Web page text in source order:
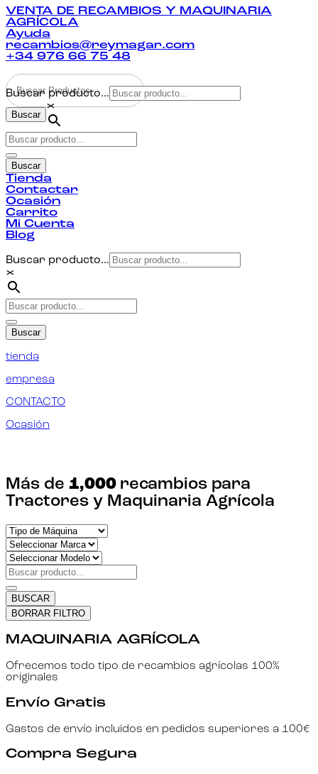
VENTA DE RECAMBIOS Y MAQUINARIA
AGRÍCOLA
Ayuda
recambios@reymagar.com
+34 976 66 75 48
Buscar
Buscar producto...
×
Buscar
Tienda
Contactar
Ocasión
Carrito
Mi Cuenta
Blog
Buscar producto...
×
Buscar
tienda
empresa
CONTACTO
Ocasión
Más de 1,000 recambios para
Tractores y Maquinaria Agrícola
BUSCAR
BORRAR FILTRO
MAQUINARIA AGRÍCOLA
Ofrecemos todo tipo de recambios agrícolas 100%
originales
Envío Gratis
Gastos de envío incluidos en pedidos superiores a 100€
Compra Segura